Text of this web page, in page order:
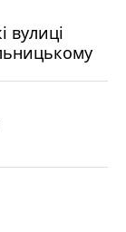
вулиці